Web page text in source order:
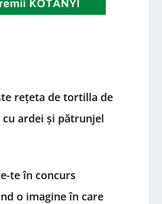
rețeta de tortilla de
cu ardei și pătrunjel
te în concurs
o imagine în care